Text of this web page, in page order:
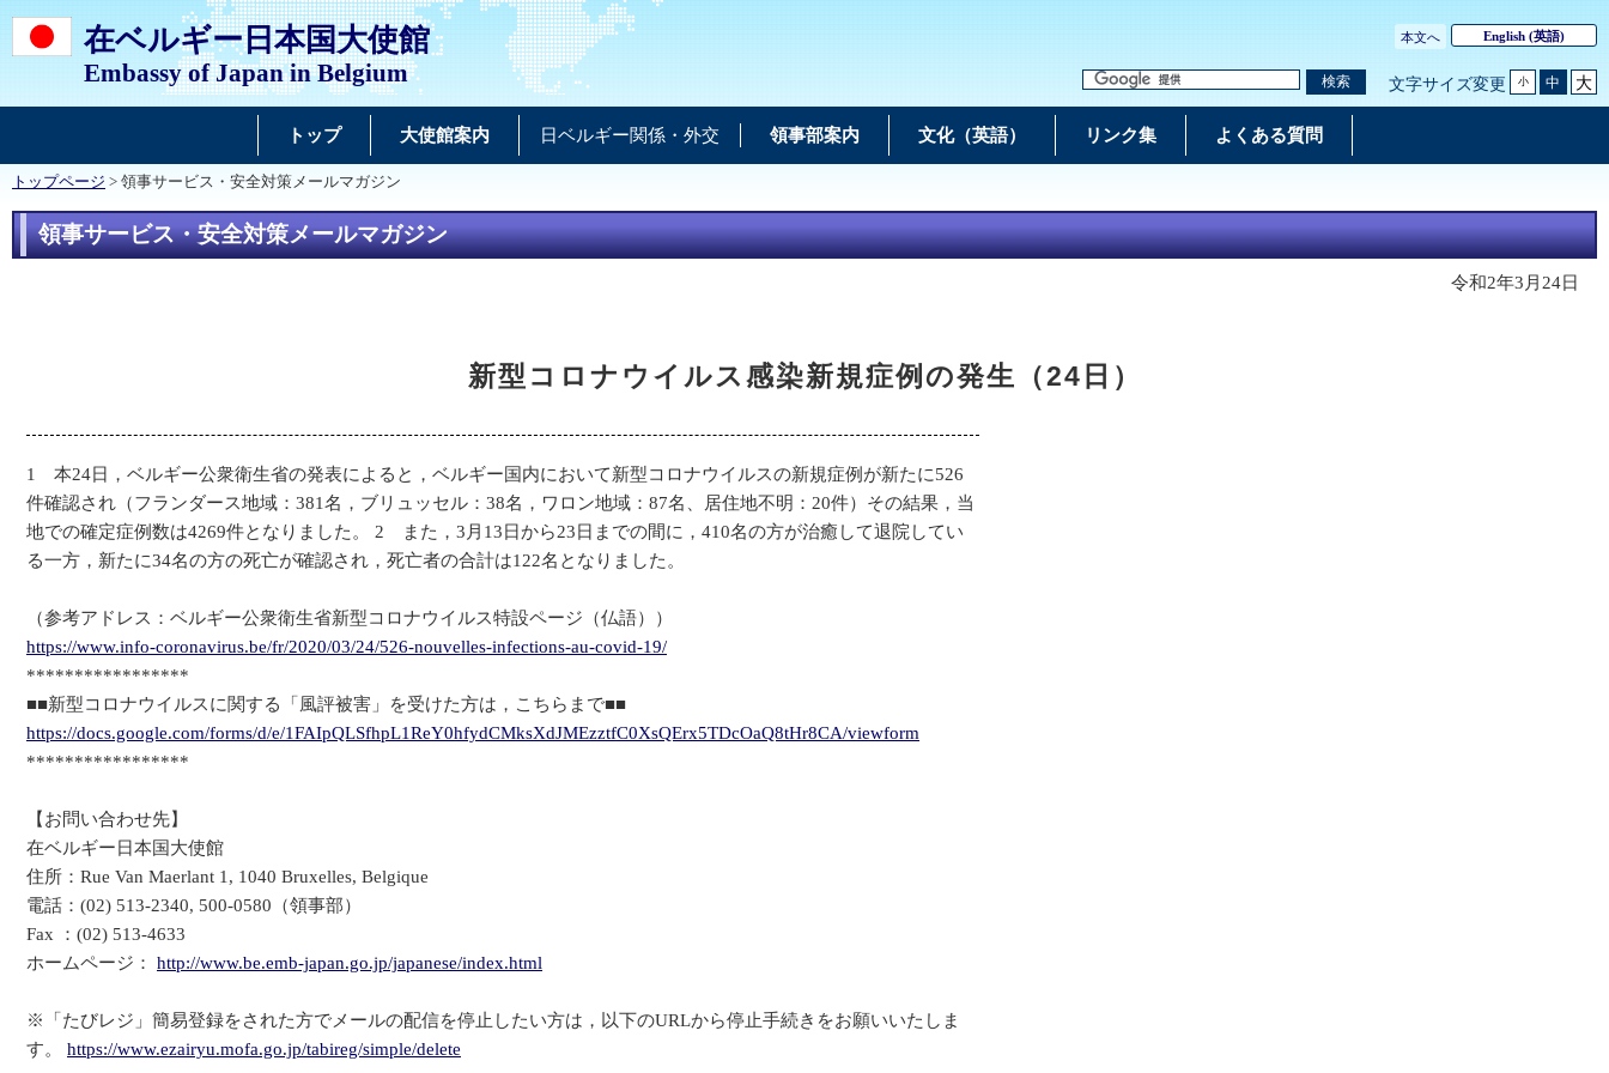
在ベルギー日本国大使館
Embassy of Japan in Belgium
本文へ English(英語)
検索 文字サイズ変更 小 中 大
トップ 大使館案内 日ベルギー関係・外交 領事部案内 文化（英語） リンク集 よくある質問
トップページ > 領事サービス・安全対策メールマガジン
領事サービス・安全対策メールマガジン
令和2年3月24日
新型コロナウイルス感染新規症例の発生（24日）
1 本24日，ベルギー公衆衛生省の発表によると，ベルギー国内において新型コロナウイルスの新規症例が新たに526
件確認され（フランダース地域：381名，ブリュッセル：38名，ワロン地域：87名、居住地不明：20件）その結果，当
地での確定症例数は4269件となりました。 2 また，3月13日から23日までの間に，410名の方が治癒して退院してい
る一方，新たに34名の方の死亡が確認され，死亡者の合計は122名となりました。
（参考アドレス：ベルギー公衆衛生省新型コロナウイルス特設ページ（仏語））
https://www.info-coronavirus.be/fr/2020/03/24/526-nouvelles-infections-au-covid-19/
*****************
■■新型コロナウイルスに関する「風評被害」を受けた方は，こちらまで■■
https://docs.google.com/forms/d/e/1FAIpQLSfhpL1ReY0hfydCMksXdJMEzztfC0XsQErx5TDcOaQ8tHr8CA/viewform
*****************
【お問い合わせ先】
在ベルギー日本国大使館
住所：Rue Van Maerlant 1, 1040 Bruxelles, Belgique
電話：(02) 513-2340, 500-0580（領事部）
Fax ：(02) 513-4633
ホームページ： http://www.be.emb-japan.go.jp/japanese/index.html
※「たびレジ」簡易登録をされた方でメールの配信を停止したい方は，以下のURLから停止手続きをお願いいたしま
す。 https://www.ezairyu.mofa.go.jp/tabireg/simple/delete